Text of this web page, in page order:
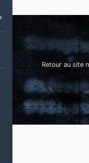
Retour au site